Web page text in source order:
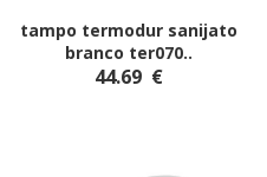
tampo termodur sanijato
branco ter070..
44.69 €